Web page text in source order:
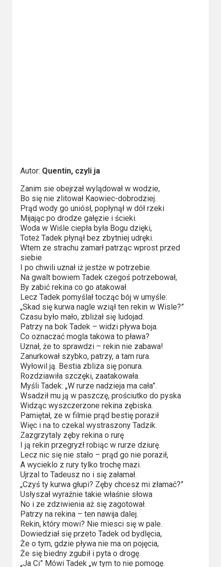
2021
2020
2019
2018
2016
2017
2015
2014
Autor: Quentin, czyli ja
Zanim sie obejrzał wylądował w wodzie,
Bo się nie zlitował Kaowiec-dobrodziej.
Prąd wody go uniósł, popłynął w dół rzeki
Mijając po drodze gałęzie i ścieki.
Woda w Wiśle ciepła była Bogu dzięki,
Toteż Tadek płynął bez zbytniej udręki.
Wtem ze strachu zamarł patrząc wprost przed
siebie
I po chwili uznał iż jestże w potrzebie.
Na gwalt bowiem Tadek czegoś potrzebował,
By zabić rekina co go atakował.
Lecz Tadek pomyślał tocząc bój w umyśle:
„Skad się kurwa nagle wziął ten rekin w Wisle?”
Czasu było mało, zbliżał się ludojad.
Patrzy na bok Tadek – widzi pływa boja.
Co oznaczać mogla takowa to pława?
Uznał, że to sprawdzi – rekin nie zabawa!
Zanurkował szybko, patrzy, a tam rura.
Wyłowil ją. Bestia zbliza się ponura.
Rozdziawiła szczęki, zaatakowała.
Myśli Tadek: „W rurze nadzieja ma cała”.
Wsadził mu ją w paszczę, prościutko do pyska
Widząc wyszczerzone rekina zębiska.
Pamiętał, ze w filmie prąd bestię poraził
Więc i na to czekal wystraszony Tadzik.
Zazgrzytaly zęby rekina o rurę
I ją rekin przegryzł robiąc w rurze dziurę.
Lecz nic się nie stało – prąd go nie poraził,
A wycieklo z rury tylko trochę mazi.
Ujrzal to Tadeusz no i się załamał.
„Czyś ty kurwa głupi? Zęby chcesz mi złamać?”
Usłyszał wyraźnie takie właśnie słowa
No i ze zdziwienia aż się zagotował.
Patrzy na rekina – ten nawija dalej.
Rekin, który mowi? Nie miesci się w pale.
Dowiedział się przeto Tadek od bydlęcia,
Że o tym, gdzie pływa nie ma on pojęcia,
Że się biedny zgubił i pyta o drogę.
„Ja Ci” Mówi Tadek „w tym to nie pomogę.